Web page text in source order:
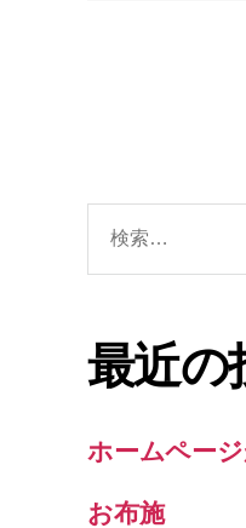
最近の
ホームペー
お布施